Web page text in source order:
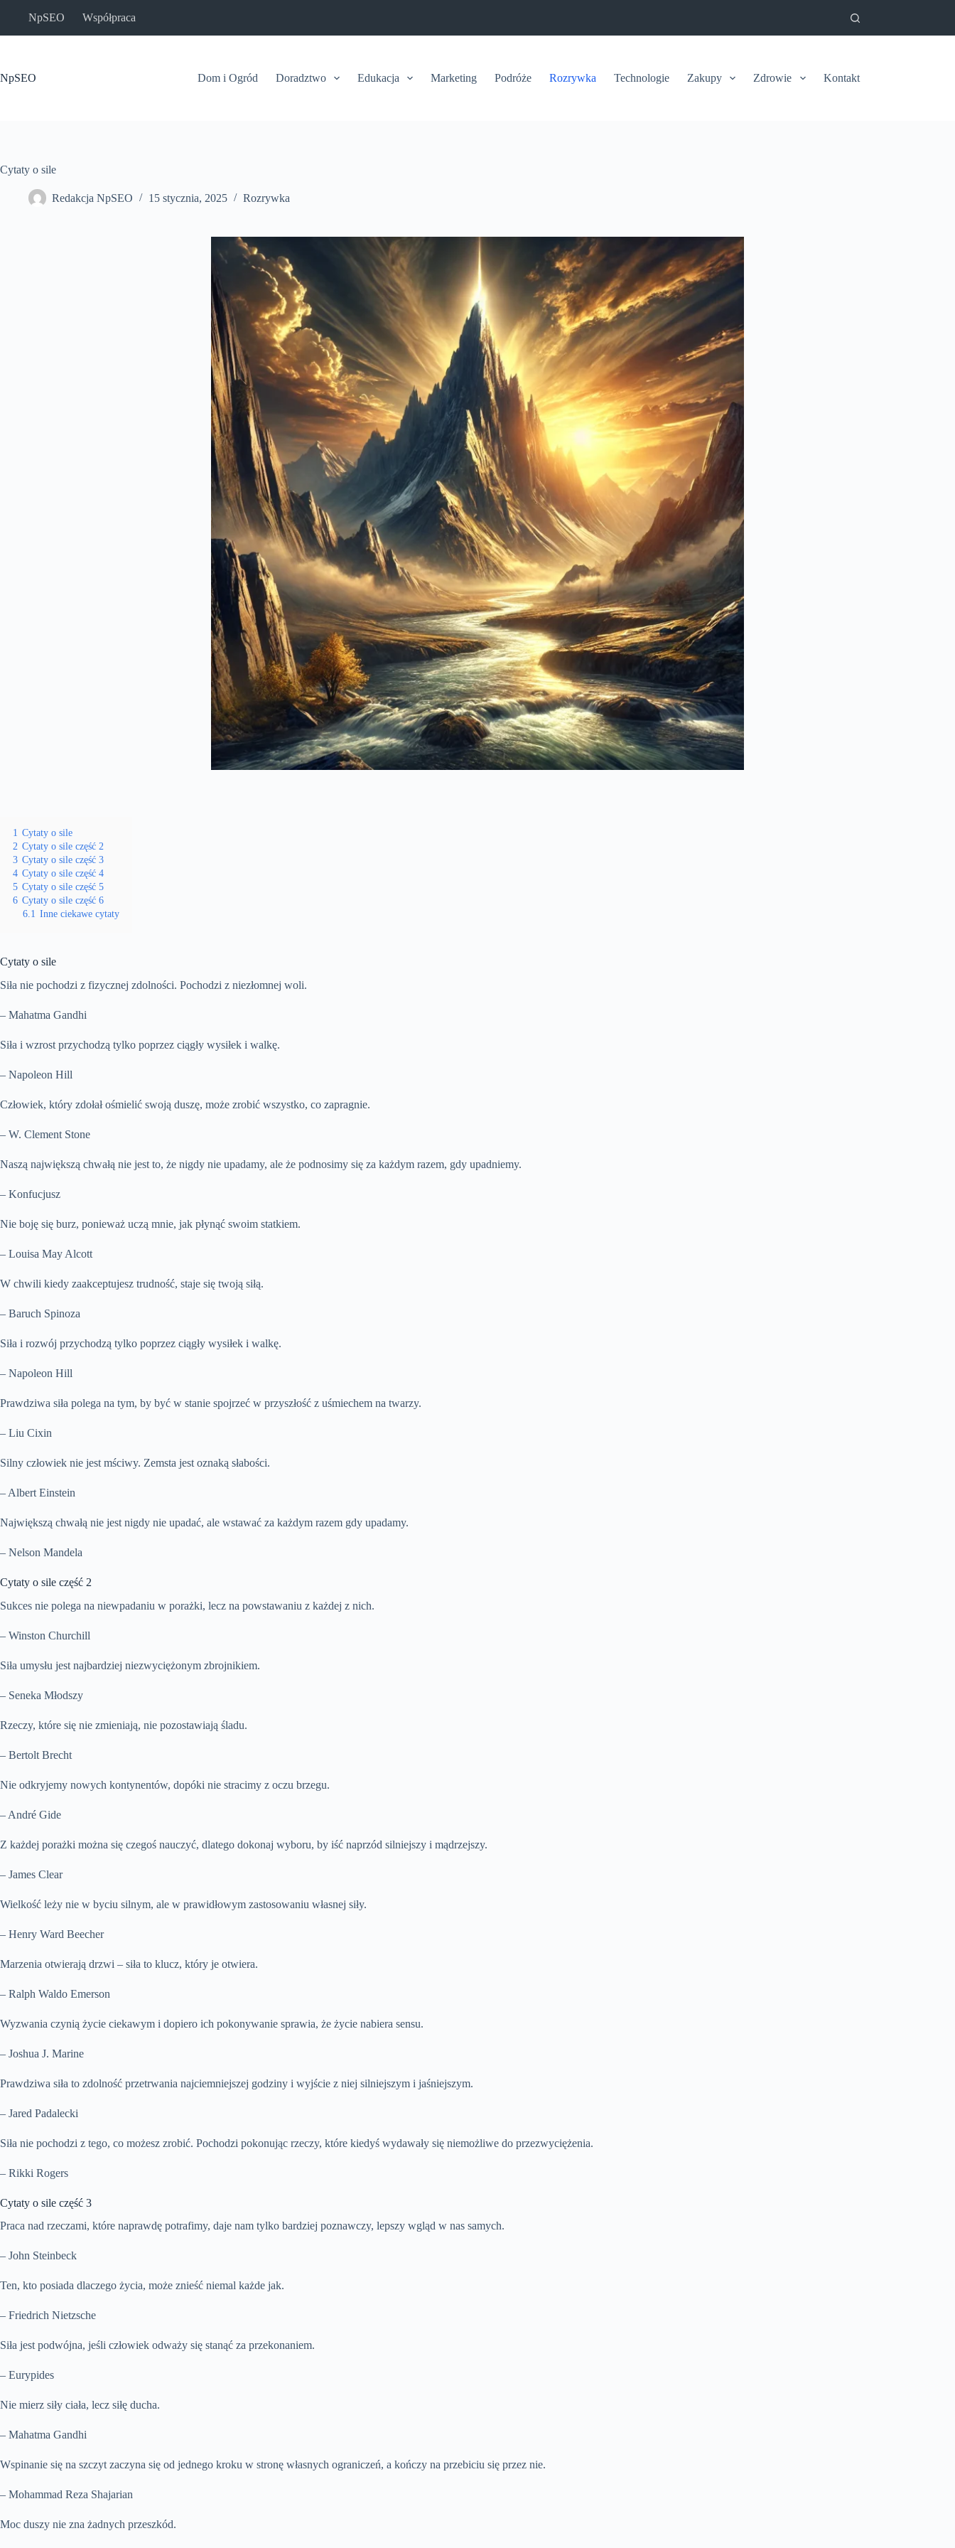
NpSEO Współpraca
NpSEO Dom i Ogród Doradztwo Edukacja Marketing Podróże Rozrywka Technologie Zakupy Zdrowie Kontakt
Cytaty o sile
Redakcja NpSEO 15 stycznia, 2025 Rozrywka
1 Cytaty o sile
2 Cytaty o sile część 2
3 Cytaty o sile część 3
4 Cytaty o sile część 4
5 Cytaty o sile część 5
6 Cytaty o sile część 6
6.1 Inne ciekawe cytaty
Cytaty o sile
Siła nie pochodzi z fizycznej zdolności. Pochodzi z niezłomnej woli.
– Mahatma Gandhi
Siła i wzrost przychodzą tylko poprzez ciągły wysiłek i walkę.
– Napoleon Hill
Człowiek, który zdołał ośmielić swoją duszę, może zrobić wszystko, co zapragnie.
– W. Clement Stone
Naszą największą chwałą nie jest to, że nigdy nie upadamy, ale że podnosimy się za każdym razem, gdy upadniemy.
– Konfucjusz
Nie boję się burz, ponieważ uczą mnie, jak płynąć swoim statkiem.
– Louisa May Alcott
W chwili kiedy zaakceptujesz trudność, staje się twoją siłą.
– Baruch Spinoza
Siła i rozwój przychodzą tylko poprzez ciągły wysiłek i walkę.
– Napoleon Hill
Prawdziwa siła polega na tym, by być w stanie spojrzeć w przyszłość z uśmiechem na twarzy.
– Liu Cixin
Silny człowiek nie jest mściwy. Zemsta jest oznaką słabości.
– Albert Einstein
Największą chwałą nie jest nigdy nie upadać, ale wstawać za każdym razem gdy upadamy.
– Nelson Mandela
Cytaty o sile część 2
Sukces nie polega na niewpadaniu w porażki, lecz na powstawaniu z każdej z nich.
– Winston Churchill
Siła umysłu jest najbardziej niezwyciężonym zbrojnikiem.
– Seneka Młodszy
Rzeczy, które się nie zmieniają, nie pozostawiają śladu.
– Bertolt Brecht
Nie odkryjemy nowych kontynentów, dopóki nie stracimy z oczu brzegu.
– André Gide
Z każdej porażki można się czegoś nauczyć, dlatego dokonaj wyboru, by iść naprzód silniejszy i mądrzejszy.
– James Clear
Wielkość leży nie w byciu silnym, ale w prawidłowym zastosowaniu własnej siły.
– Henry Ward Beecher
Marzenia otwierają drzwi – siła to klucz, który je otwiera.
– Ralph Waldo Emerson
Wyzwania czynią życie ciekawym i dopiero ich pokonywanie sprawia, że życie nabiera sensu.
– Joshua J. Marine
Prawdziwa siła to zdolność przetrwania najciemniejszej godziny i wyjście z niej silniejszym i jaśniejszym.
– Jared Padalecki
Siła nie pochodzi z tego, co możesz zrobić. Pochodzi pokonując rzeczy, które kiedyś wydawały się niemożliwe do przezwyciężenia.
– Rikki Rogers
Cytaty o sile część 3
Praca nad rzeczami, które naprawdę potrafimy, daje nam tylko bardziej poznawczy, lepszy wgląd w nas samych.
– John Steinbeck
Ten, kto posiada dlaczego życia, może znieść niemal każde jak.
– Friedrich Nietzsche
Siła jest podwójna, jeśli człowiek odważy się stanąć za przekonaniem.
– Eurypides
Nie mierz siły ciała, lecz siłę ducha.
– Mahatma Gandhi
Wspinanie się na szczyt zaczyna się od jednego kroku w stronę własnych ograniczeń, a kończy na przebiciu się przez nie.
– Mohammad Reza Shajarian
Moc duszy nie zna żadnych przeszkód.